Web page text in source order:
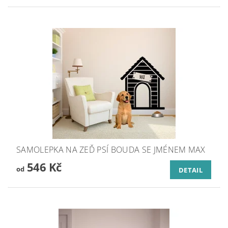
SAMOLEPKA NA ZEĎ PSÍ BOUDA SE JMÉNEM MAX
od546 Kč DETAIL